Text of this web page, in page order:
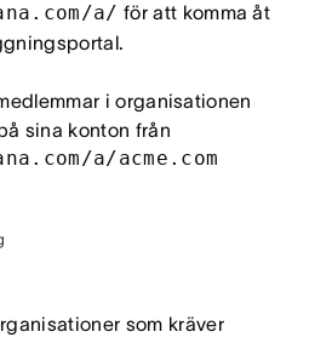
a/ för att komma åt
i organisationen
sina konton från
a/acme.com
som kräver